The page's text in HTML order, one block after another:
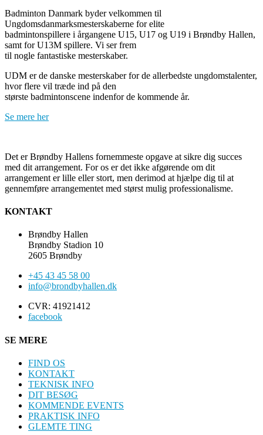
Badminton Danmark byder velkommen til
Ungdomsdanmarksmesterskaberne for elite
badmintonspillere i årgangene U15, U17 og U19 i Brøndby Hallen,
samt for U13M spillere. Vi ser frem
til nogle fantastiske mesterskaber.
UDM er de danske mesterskaber for de allerbedste ungdomstalenter,
hvor flere vil træde ind på den
største badmintonscene indenfor de kommende år.
Se mere her
Det er Brøndby Hallens fornemmeste opgave at sikre dig succes
med dit arrangement. For os er det ikke afgørende om dit
arrangement er lille eller stort, men derimod at hjælpe dig til at
gennemføre arrangementet med størst mulig professionalisme.
KONTAKT
Brøndby Hallen
Brøndby Stadion 10
2605 Brøndby
+45 43 45 58 00
info@brondbyhallen.dk
CVR: 41921412
facebook
SE MERE
FIND OS
KONTAKT
TEKNISK INFO
DIT BESØG
KOMMENDE EVENTS
PRAKTISK INFO
GLEMTE TING